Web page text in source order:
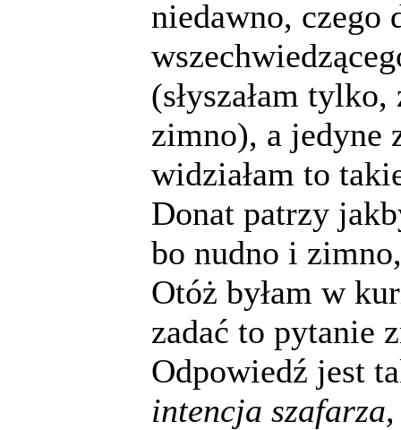
niedawno, czego
(słyszałam
zimno), a jedyne
widziałam to
Donat patrzy
bo nudno i
Otóż byłam w
zadać to pytanie
Odpowiedź jest
intencja